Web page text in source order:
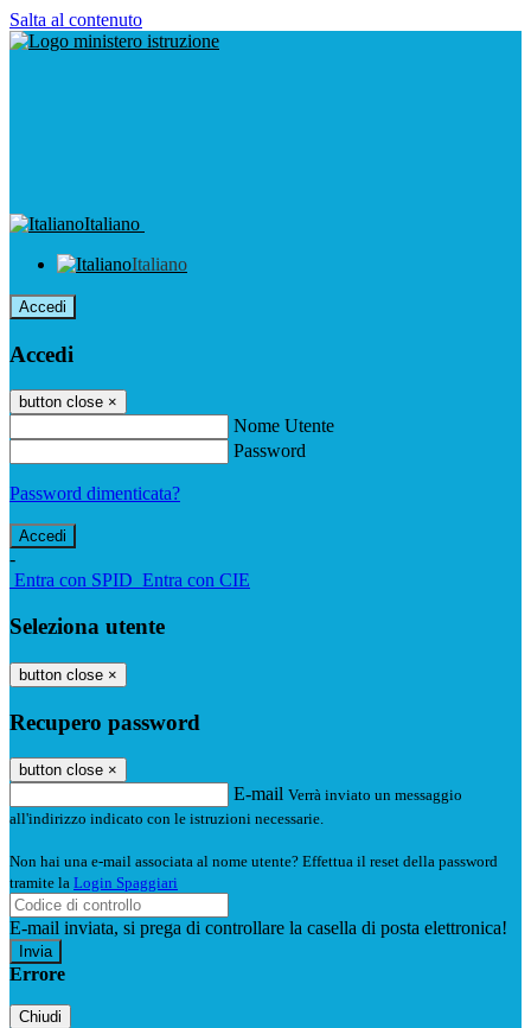
Salta al contenuto
Italiano
Italiano
Accedi
Accedi
button close ×
Nome Utente
Password
Password dimenticata?
-
Entra con SPID Entra con CIE
Seleziona utente
button close ×
Recupero password
button close ×
E-mail Verrà inviato un messaggio
all'indirizzo indicato con le istruzioni necessarie.
Non hai una e-mail associata al nome utente? Effettua il reset della password
tramite la Login Spaggiari
E-mail inviata, si prega di controllare la casella di posta elettronica!
Errore
Chiudi